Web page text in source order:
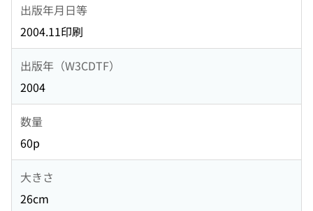
出版年月日等
2004.11印刷
出版年（W3CDTF）
2004
数量
60p
大きさ
26cm